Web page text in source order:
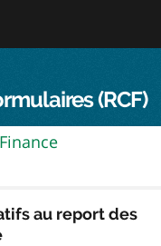
(RCF)
au report des